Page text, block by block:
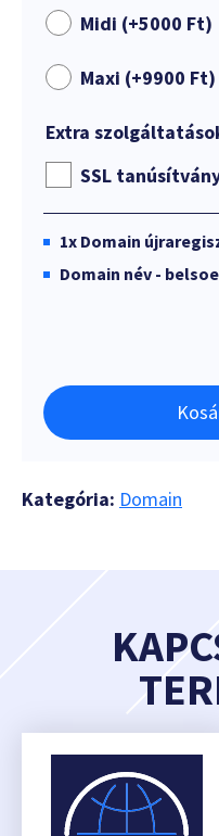
Midi (+5000 Ft)
Maxi (+9900 Ft)
Extra
SSL
1x Domain
Domain név -
Kategória: Domain